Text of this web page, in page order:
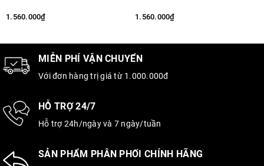
1.560.000₫ 1.560.000₫
MIỄN PHÍ VẬN CHUYỂN
Với đơn hàng trị giá từ 1.000.000đ
HỖ TRỢ 24/7
Hỗ trợ 24h/ngày và 7 ngày/tuần
SẢN PHẨM PHÂN PHỐI CHÍNH HÃNG